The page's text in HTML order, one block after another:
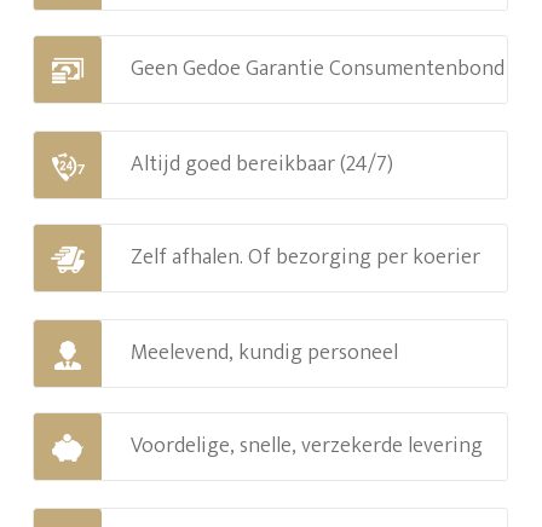
Geen Gedoe Garantie Consumentenbond
Altijd goed bereikbaar (24/7)
Zelf afhalen. Of bezorging per koerier
Meelevend, kundig personeel
Voordelige, snelle, verzekerde levering